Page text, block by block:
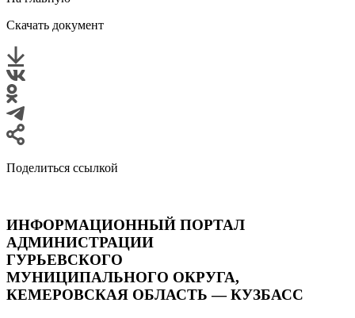
Скачать документ
Поделиться ссылкой
ИНФОРМАЦИОННЫЙ ПОРТАЛ
АДМИНИСТРАЦИИ
ГУРЬЕВСКОГО
МУНИЦИПАЛЬНОГО ОКРУГА,
КЕМЕРОВСКАЯ ОБЛАСТЬ — КУЗБАСС